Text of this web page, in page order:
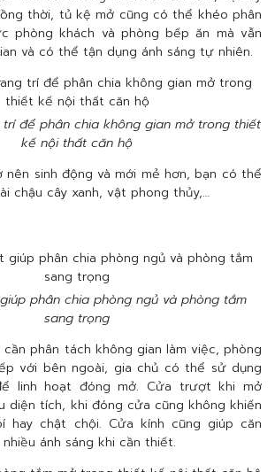
thời, tủ kệ mở cũng có thể khéo phân
phòng khách và phòng bếp ăn mà vẫn
và có thể tận dụng ánh sáng tự nhiên.
để phân chia không gian mở trong thiết
kế nội thất căn hộ
sinh động và mới mẻ hơn, bạn có thể
chậu cây xanh, vật phong thủy,…
phân chia phòng ngủ và phòng tắm
sang trọng
phân tách không gian làm việc, phòng
với bên ngoài, gia chủ có thể sử dụng
linh hoạt đóng mở. Cửa trượt khi mở
diện tích, khi đóng cửa cũng không khiến
hay chật chội. Cửa kính cũng giúp căn
ánh sáng khi cần thiết.